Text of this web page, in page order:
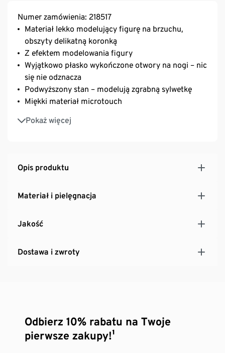
Numer zamówienia: 218517
Materiał lekko modelujący figurę na brzuchu,
obszyty delikatną koronką
Z efektem modelowania figury
Wyjątkowo płasko wykończone otwory na nogi – nic
się nie odznacza
Podwyższony stan – modelują zgrabną sylwetkę
Miękki materiał microtouch
Pokaż więcej
Z zawartością wysokogatunkowego, markowego
elastanu, zapewniającego trwałość i wysoką
Opis produktu
Materiał i pielęgnacja
Jakość
Dostawa i zwroty
Odbierz 10% rabatu na Twoje
pierwsze zakupy!¹